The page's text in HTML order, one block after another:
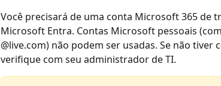
Você precisará de uma conta Microsoft 365 de
Microsoft Entra. Contas Microsoft pessoais
@live.com) não podem ser usadas. Se não tiver
verifique com seu administrador de TI.